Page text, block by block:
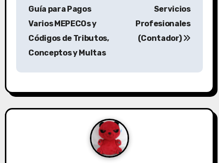
Guía para Pagos
Varios MEPECOs y
Códigos de Tributos,
Conceptos y Multas
Servicios
Profesionales
(Contador)